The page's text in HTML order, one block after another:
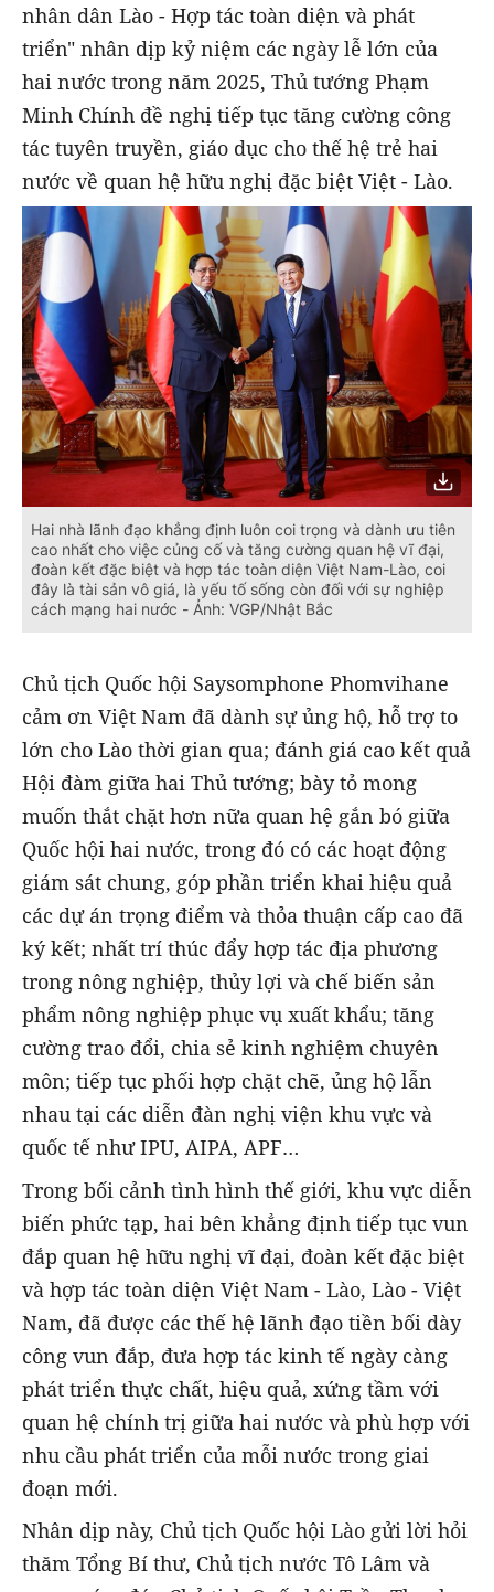
nhân dân Lào - Hợp tác toàn diện và phát
triển" nhân dịp kỷ niệm các ngày lễ lớn của
hai nước trong năm 2025, Thủ tướng Phạm
Minh Chính đề nghị tiếp tục tăng cường công
tác tuyên truyền, giáo dục cho thế hệ trẻ hai
nước về quan hệ hữu nghị đặc biệt Việt - Lào.
Hai nhà lãnh đạo khẳng định luôn coi trọng và dành ưu tiên
cao nhất cho việc củng cố và tăng cường quan hệ vĩ đại,
đoàn kết đặc biệt và hợp tác toàn diện Việt Nam-Lào, coi
đây là tài sản vô giá, là yếu tố sống còn đối với sự nghiệp
cách mạng hai nước - Ảnh: VGP/Nhật Bắc
Chủ tịch Quốc hội Saysomphone Phomvihane
cảm ơn Việt Nam đã dành sự ủng hộ, hỗ trợ to
lớn cho Lào thời gian qua; đánh giá cao kết quả
Hội đàm giữa hai Thủ tướng; bày tỏ mong
muốn thắt chặt hơn nữa quan hệ gắn bó giữa
Quốc hội hai nước, trong đó có các hoạt động
giám sát chung, góp phần triển khai hiệu quả
các dự án trọng điểm và thỏa thuận cấp cao đã
ký kết; nhất trí thúc đẩy hợp tác địa phương
trong nông nghiệp, thủy lợi và chế biến sản
phẩm nông nghiệp phục vụ xuất khẩu; tăng
cường trao đổi, chia sẻ kinh nghiệm chuyên
môn; tiếp tục phối hợp chặt chẽ, ủng hộ lẫn
nhau tại các diễn đàn nghị viện khu vực và
quốc tế như IPU, AIPA, APF…
Trong bối cảnh tình hình thế giới, khu vực diễn
biến phức tạp, hai bên khẳng định tiếp tục vun
đắp quan hệ hữu nghị vĩ đại, đoàn kết đặc biệt
và hợp tác toàn diện Việt Nam - Lào, Lào - Việt
Nam, đã được các thế hệ lãnh đạo tiền bối dày
công vun đắp, đưa hợp tác kinh tế ngày càng
phát triển thực chất, hiệu quả, xứng tầm với
quan hệ chính trị giữa hai nước và phù hợp với
nhu cầu phát triển của mỗi nước trong giai
đoạn mới.
Nhân dịp này, Chủ tịch Quốc hội Lào gửi lời hỏi
thăm Tổng Bí thư, Chủ tịch nước Tô Lâm và